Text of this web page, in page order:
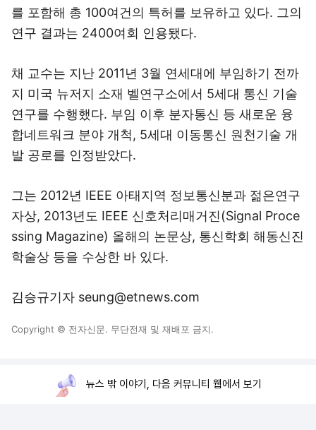
를 포함해 총 100여건의 특허를 보유하고 있다. 그의
연구 결과는 2400여회 인용됐다.
채 교수는 지난 2011년 3월 연세대에 부임하기 전까
지 미국 뉴저지 소재 벨연구소에서 5세대 통신 기술
연구를 수행했다. 부임 이후 분자통신 등 새로운 융
합네트워크 분야 개척, 5세대 이동통신 원천기술 개
발 공로를 인정받았다.
그는 2012년 IEEE 아태지역 정보통신분과 젊은연구
자상, 2013년도 IEEE 신호처리매거진(Signal Proce
ssing Magazine) 올해의 논문상, 통신학회 해동신진
학술상 등을 수상한 바 있다.
김승규기자 seung@etnews.com
Copyright © 전자신문. 무단전재 및 재배포 금지.
뉴스 밖 이야기, 다음 커뮤니티 웹에서 보기